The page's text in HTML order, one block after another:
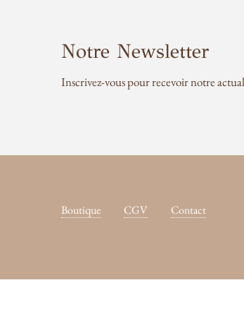
Notre Newsletter
Inscrivez-vous pour recevoir notre
Boutique CGV Contact